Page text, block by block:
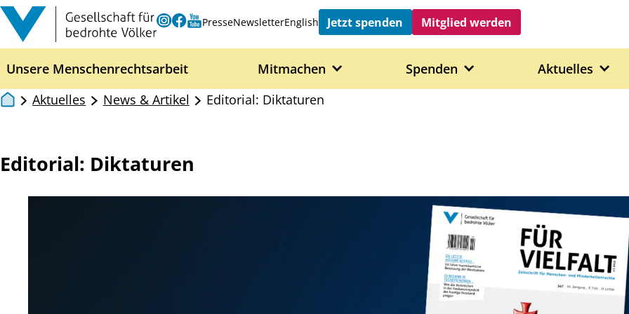
Zum Inhalt springen
Instagram
Facebook
Youtube
PresseNewsletterEnglish Jetzt spenden Mitglied werden
Unsere Menschenrechtsarbeit Mitmachen Spenden Aktuelles
Aktuelles
News & Artikel Editorial: Diktaturen
Editorial: Diktaturen